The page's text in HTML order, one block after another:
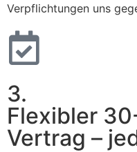
Verpflichtungen uns
3.
Flexibler
Vertrag –